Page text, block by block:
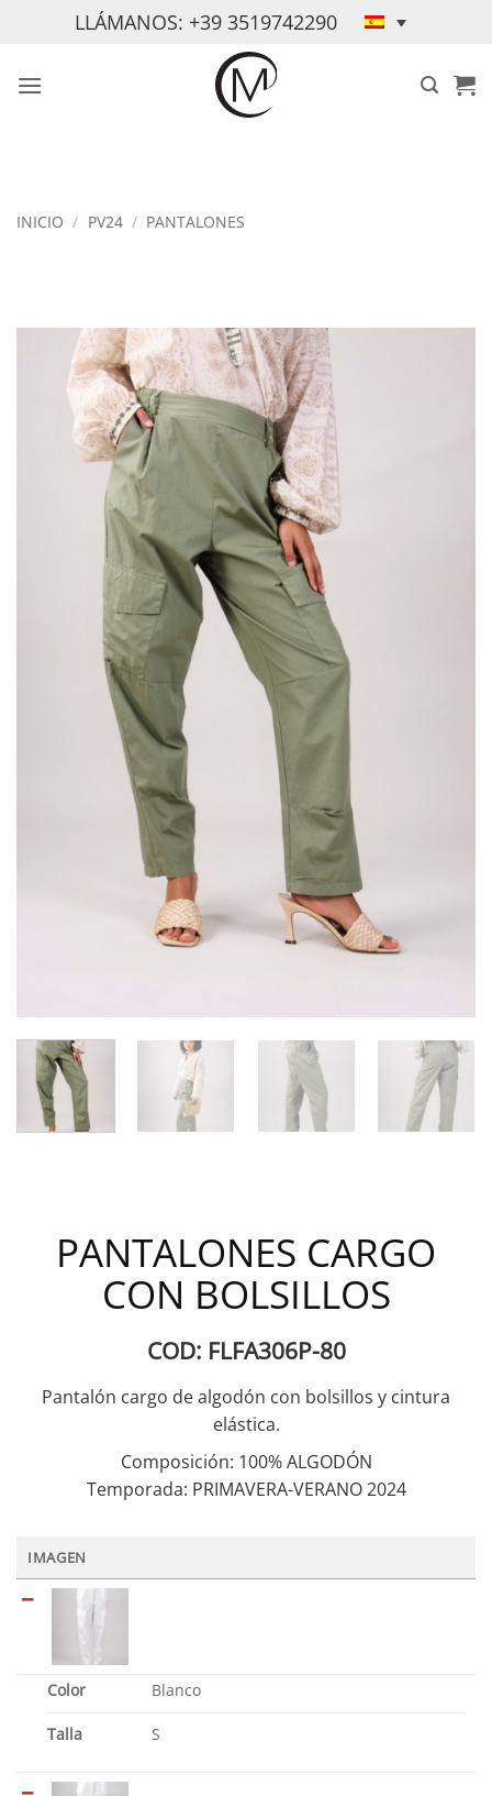
LLÁMANOS: +39 3519742290
INICIO / PV24 / PANTALONES
PANTALONES CARGO
CON BOLSILLOS
COD: FLFA306P-80
Pantalón cargo de algodón con bolsillos y cintura
elástica.
Composición: 100% ALGODÓN
Temporada: PRIMAVERA-VERANO 2024
IMAGEN
Color Blanco
Talla S